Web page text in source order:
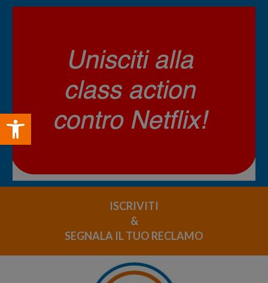
Open toolbar
ISCRIVITI
&
SEGNALA IL TUO RECLAMO